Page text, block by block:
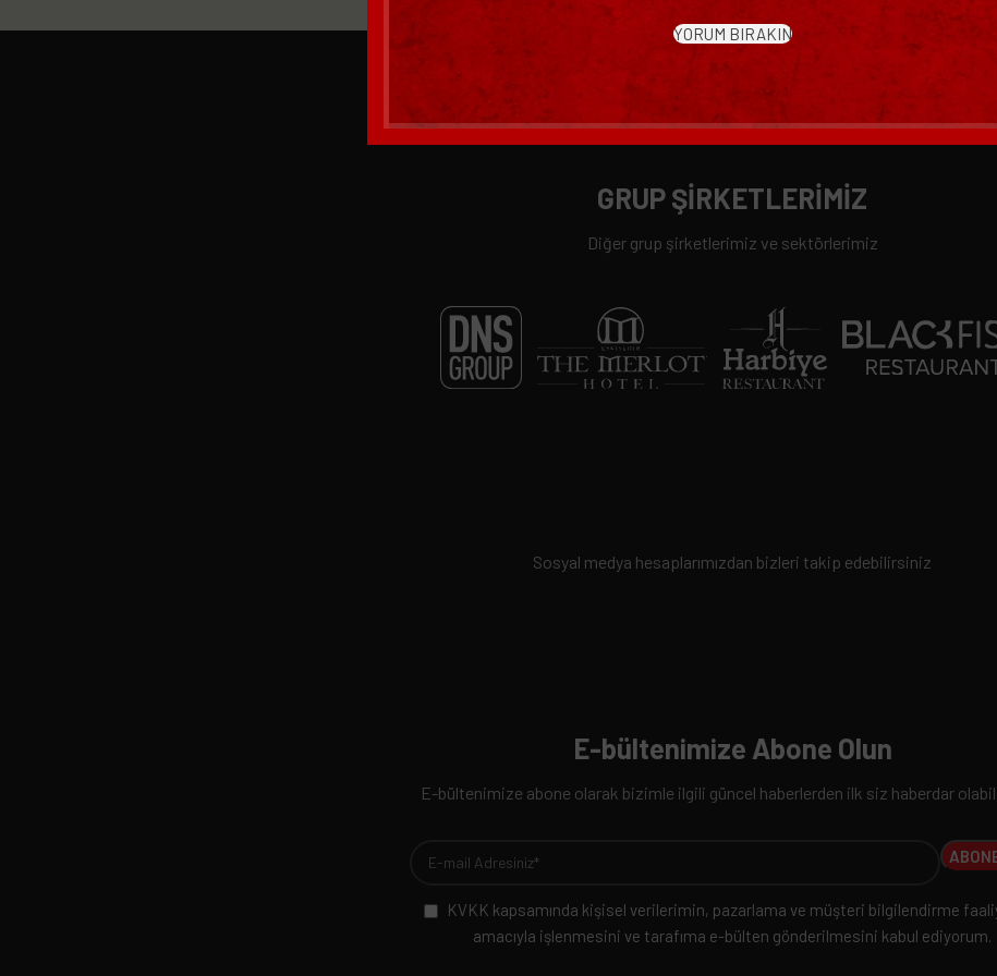
YORUM BIRAKIN
GRUP ŞİRKETLERİMİZ
Diğer grup şirketlerimiz ve sektörlerimiz
Sosyal medya hesaplarımızdan bizleri takip edebilirsiniz
E-bültenimize Abone Olun
E-bültenimize abone olarak bizimle ilgili güncel haberlerden ilk siz haberdar
KVKK kapsamında kişisel verilerimin, pazarlama ve müşteri bilgilendirme
amacıyla işlenmesini ve tarafıma e-bülten gönderilmesini kabul ediyorum.